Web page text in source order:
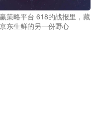
策略平台 618的战报里，藏
东生鲜的另一份野心